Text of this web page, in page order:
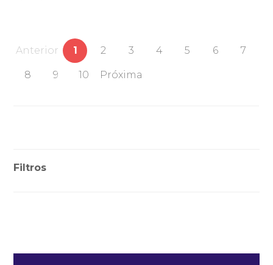
Anterior 1 2 3 4 5 6 7
8 9 10 Próxima
Filtros